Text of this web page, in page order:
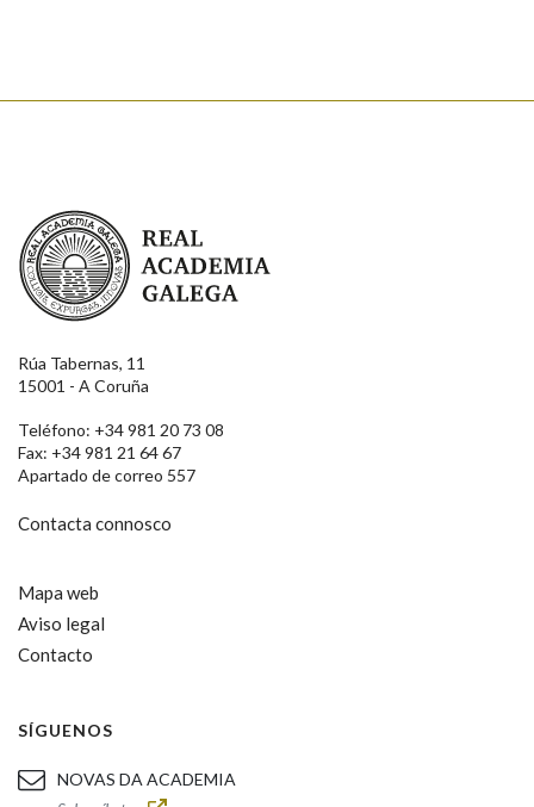
Real Academia Galega
Rúa Tabernas, 11
15001 - A Coruña
Teléfono: +34 981 20 73 08
Fax: +34 981 21 64 67
Apartado de correo 557
Contacta connosco
Mapa web
Aviso legal
Contacto
SÍGUENOS
NOVAS DA ACADEMIA